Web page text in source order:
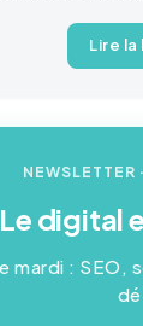
Lire la
NEWSLETTER
Le digital
mardi : SEO,